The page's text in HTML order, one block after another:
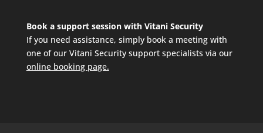
Book a support session with Vitani Security
If you need assistance, simply book a meeting with
one of our Vitani Security support specialists via our
online booking page.